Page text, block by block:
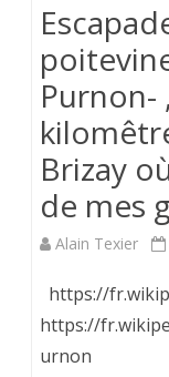
Purnon-
Brizay
de mes
Alain Texier
https://
https://
urnon